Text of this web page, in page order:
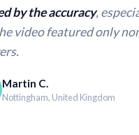
by the accuracy,
video featured only
Martin C.
Nottingham, United Kingdom